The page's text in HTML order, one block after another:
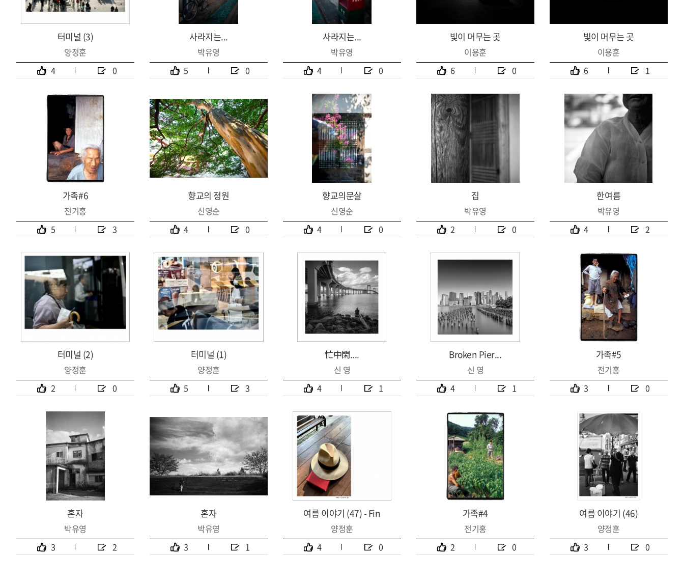
터미널 (3)
양정훈
4
0
사라지는...
박유영
5
0
사라지는...
박유영
4
0
빛이 머무는 곳
이용훈
6
0
빛이 머무는 곳
이용훈
6
1
가족#6
전기홍
5
3
향교의 정원
신영순
4
0
향교의문살
신영순
4
0
집
박유영
2
0
한여름
박유영
4
2
터미널 (2)
양정훈
2
0
터미널 (1)
양정훈
5
3
忙中閑....
신 영
4
1
Broken Pier...
신 영
4
1
가족#5
전기홍
3
0
혼자
박유영
3
2
혼자
박유영
3
1
여름 이야기 (47) - Fin
양정훈
4
0
가족#4
전기홍
2
0
여름 이야기 (46)
양정훈
3
0